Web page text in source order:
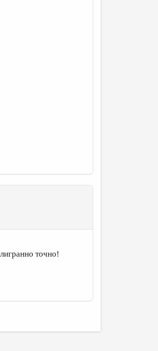
точно!